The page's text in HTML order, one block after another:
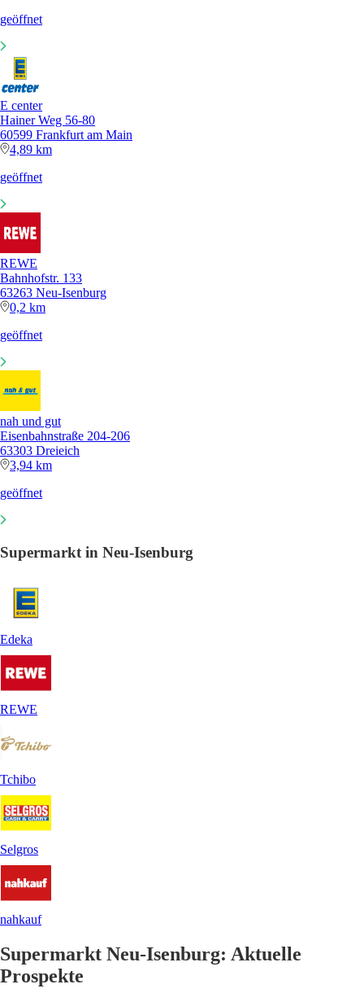
geöffnet
E center
Hainer Weg 56-80
60599 Frankfurt am Main
4,89 km
geöffnet
REWE
Bahnhofstr. 133
63263 Neu-Isenburg
0,2 km
geöffnet
nah und gut
Eisenbahnstraße 204-206
63303 Dreieich
3,94 km
geöffnet
Supermarkt in Neu-Isenburg
Edeka
REWE
Tchibo
Selgros
nahkauf
Supermarkt Neu-Isenburg: Aktuelle
Prospekte